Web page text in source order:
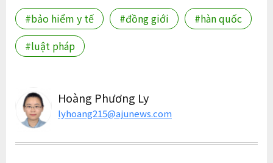
#bảo hiểm y tế #đồng giới
#hàn quốc
#luật pháp
Hoàng Phương Ly
lyhoang215@ajunews.com